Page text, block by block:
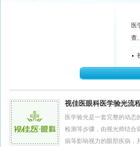
医
查
视佳医眼科医学验光流
医学验光是一套完整的动态
检测等步骤，由视光师结合
病等影响视力的眼部疾病，